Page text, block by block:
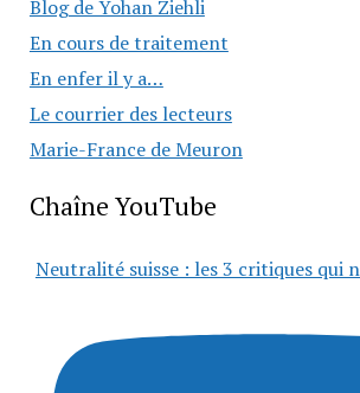
Blog de Yohan Ziehli
En cours de traitement
En enfer il y a…
Le courrier des lecteurs
Marie-France de Meuron
Chaîne YouTube
Neutralité suisse : les 3 critiques qui